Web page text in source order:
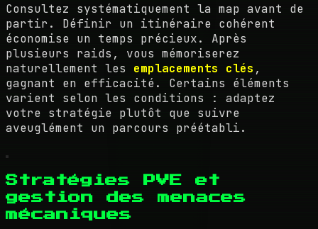
Consultez systématiquement la map avant de
partir. Définir un itinéraire cohérent
économise un temps précieux. Après
plusieurs raids, vous mémoriserez
naturellement les emplacements clés ,
gagnant en efficacité. Certains éléments
varient selon les conditions : adaptez
votre stratégie plutôt que suivre
aveuglément un parcours préétabli.
Stratégies PVE et
gestion des menaces
mécaniques